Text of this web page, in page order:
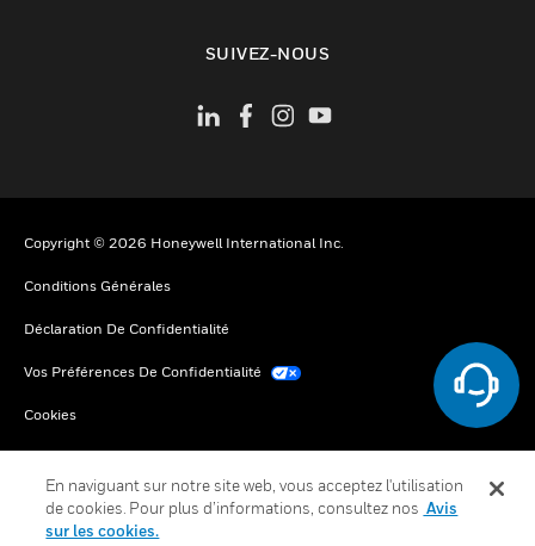
SUIVEZ-NOUS
Copyright © 2026 Honeywell International Inc.
Conditions Générales
Déclaration De Confidentialité
Vos Préférences De Confidentialité
Cookies
En naviguant sur notre site web, vous acceptez l'utilisation
de cookies. Pour plus d’informations, consultez nos Avis
sur les cookies.